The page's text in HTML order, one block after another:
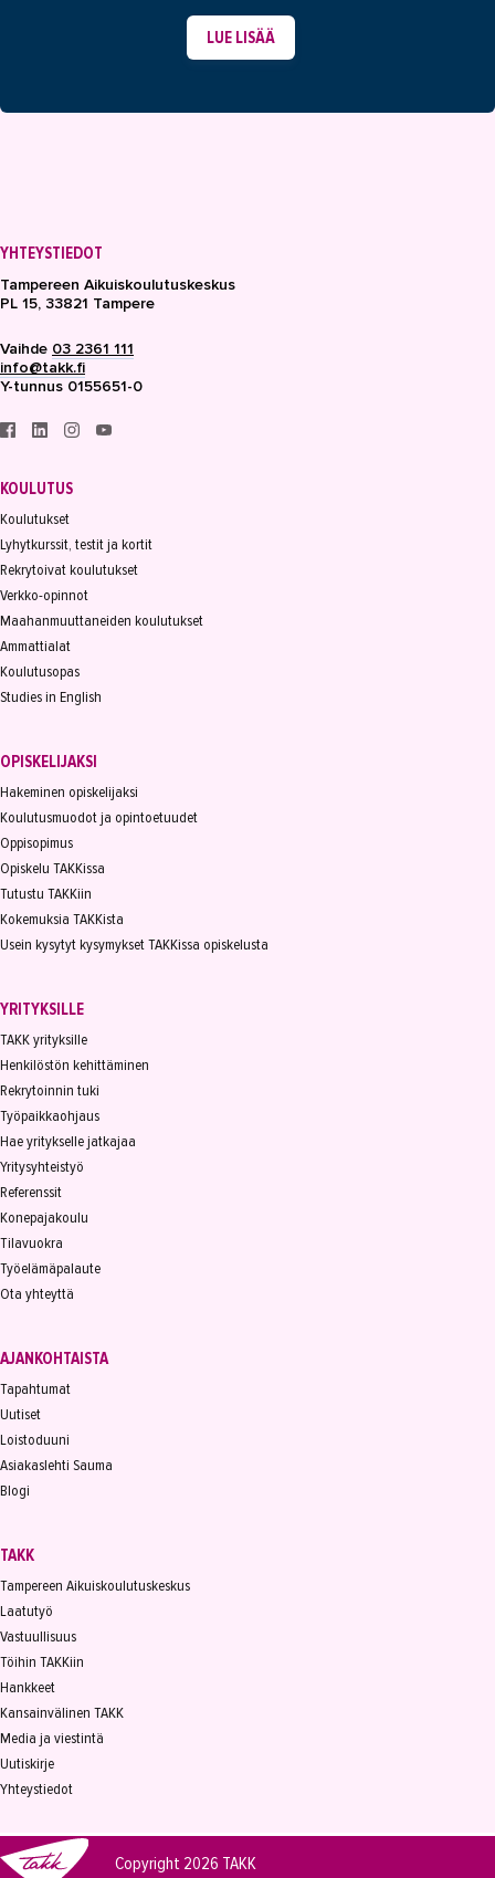
LUE LISÄÄ
YHTEYSTIEDOT
Tampereen Aikuiskoulutuskeskus
PL 15, 33821 Tampere
Vaihde 03 2361 111
info@takk.fi
Y-tunnus 0155651-0
KOULUTUS
Koulutukset
Lyhytkurssit, testit ja kortit
Rekrytoivat koulutukset
Verkko-opinnot
Maahanmuuttaneiden koulutukset
Ammattialat
Koulutusopas
Studies in English
OPISKELIJAKSI
Hakeminen opiskelijaksi
Koulutusmuodot ja opintoetuudet
Oppisopimus
Opiskelu TAKKissa
Tutustu TAKKiin
Kokemuksia TAKKista
Usein kysytyt kysymykset TAKKissa opiskelusta
YRITYKSILLE
TAKK yrityksille
Henkilöstön kehittäminen
Rekrytoinnin tuki
Työpaikkaohjaus
Hae yritykselle jatkajaa
Yritysyhteistyö
Referenssit
Konepajakoulu
Tilavuokra
Työelämäpalaute
Ota yhteyttä
AJANKOHTAISTA
Tapahtumat
Uutiset
Loistoduuni
Asiakaslehti Sauma
Blogi
TAKK
Tampereen Aikuiskoulutuskeskus
Laatutyö
Vastuullisuus
Töihin TAKKiin
Hankkeet
Kansainvälinen TAKK
Media ja viestintä
Uutiskirje
Yhteystiedot
Copyright 2026 TAKK